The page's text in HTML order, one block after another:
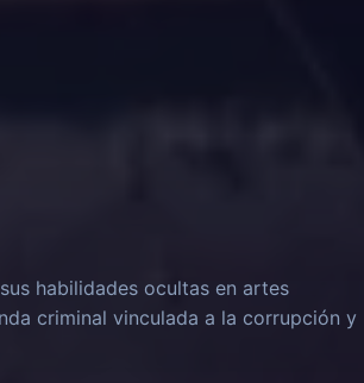
habilidades ocultas en artes
criminal vinculada a la corrupción y